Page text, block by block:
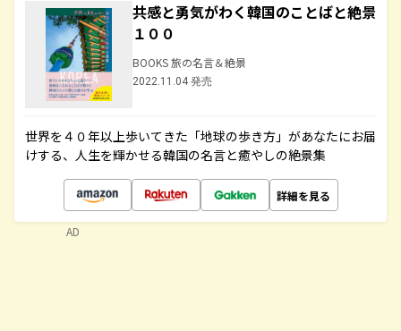
共感と勇気がわく韓国のことばと絶景
１００
BOOKS 旅の名言＆絶景
2022.11.04 発売
世界を４０年以上歩いてきた「地球の歩き方」があなたにお届
けする、人生を輝かせる韓国の名言と癒やしの絶景集
詳細を見る
AD